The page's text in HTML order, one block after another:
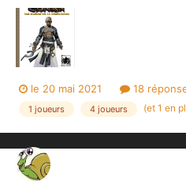
allégeant l'aspect préparation (un
imprimer, et aucun nouveau
le 20 mai 2021 18
1 joueurs 4 joueurs (et 1 en